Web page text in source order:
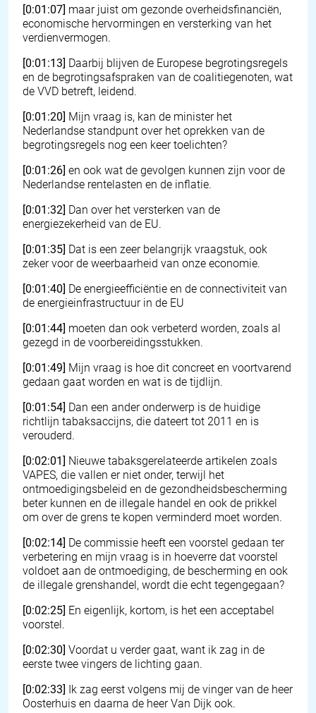
[0:01:07] maar juist om gezonde overheidsfinanciën,
economische hervormingen en versterking van het
verdienvermogen.
[0:01:13] Daarbij blijven de Europese begrotingsregels
en de begrotingsafspraken van de coalitiegenoten, wat
de VVD betreft, leidend.
[0:01:20] Mijn vraag is, kan de minister het
Nederlandse standpunt over het oprekken van de
begrotingsregels nog een keer toelichten?
[0:01:26] en ook wat de gevolgen kunnen zijn voor de
Nederlandse rentelasten en de inflatie.
[0:01:32] Dan over het versterken van de
energiezekerheid van de EU.
[0:01:35] Dat is een zeer belangrijk vraagstuk, ook
zeker voor de weerbaarheid van onze economie.
[0:01:40] De energieefficiëntie en de connectiviteit van
de energieinfrastructuur in de EU
[0:01:44] moeten dan ook verbeterd worden, zoals al
gezegd in de voorbereidingsstukken.
[0:01:49] Mijn vraag is hoe dit concreet en voortvarend
gedaan gaat worden en wat is de tijdlijn.
[0:01:54] Dan een ander onderwerp is de huidige
richtlijn tabaksaccijns, die dateert tot 2011 en is
verouderd.
[0:02:01] Nieuwe tabaksgerelateerde artikelen zoals
VAPES, die vallen er niet onder, terwijl het
ontmoedigingsbeleid en de gezondheidsbescherming
beter kunnen en de illegale handel en ook de prikkel
om over de grens te kopen verminderd moet worden.
[0:02:14] De commissie heeft een voorstel gedaan ter
verbetering en mijn vraag is in hoeverre dat voorstel
voldoet aan de ontmoediging, de bescherming en ook
de illegale grenshandel, wordt die echt tegengegaan?
[0:02:25] En eigenlijk, kortom, is het een acceptabel
voorstel.
[0:02:30] Voordat u verder gaat, want ik zag in de
eerste twee vingers de lichting gaan.
[0:02:33] Ik zag eerst volgens mij de vinger van de heer
Oosterhuis en daarna de heer Van Dijk ook.